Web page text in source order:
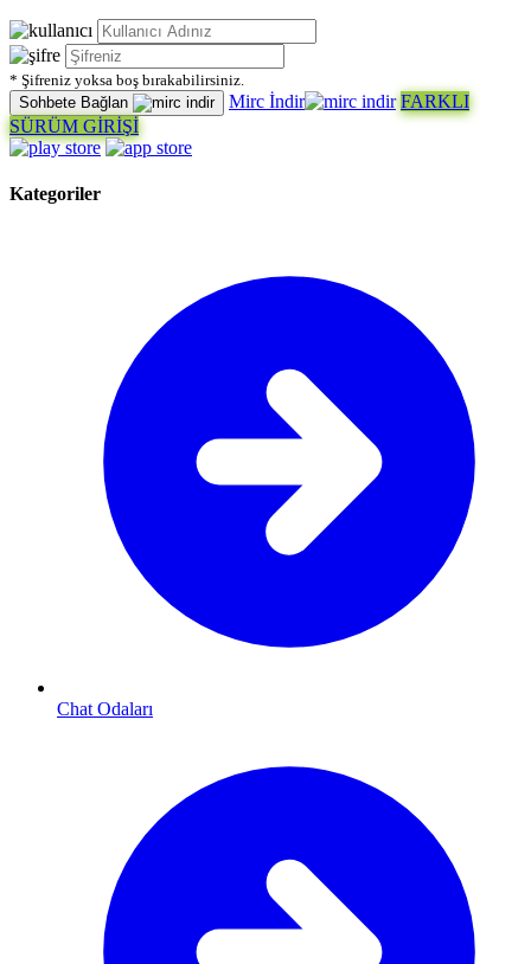
* Şifreniz yoksa boş bırakabilirsiniz.
Sohbete Bağlan
Mirc İndir
FARKLI
SÜRÜM GİRİŞİ
Kategoriler
Chat Odaları